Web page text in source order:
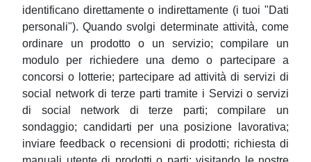
identificano direttamente o indirettamente (i tuoi "Dati
personali"). Quando svolgi determinate attività, come
ordinare un prodotto o un servizio; compilare un
modulo per richiedere una demo o partecipare a
concorsi o lotterie; partecipare ad attività di servizi di
social network di terze parti tramite i Servizi o servizi
di social network di terze parti; compilare un
sondaggio; candidarti per una posizione lavorativa;
inviare feedback o recensioni di prodotti; richiesta di